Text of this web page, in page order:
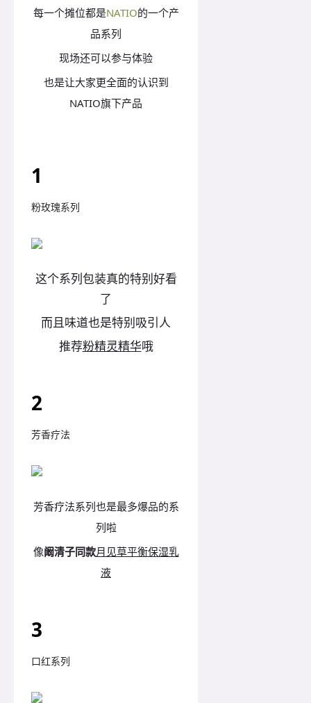
每一个摊位都是NATIO的一个产
品系列
现场还可以参与体验
也是让大家更全面的认识到
NATIO旗下产品
1
粉玫瑰系列
这个系列包装真的特别好看
了
而且味道也是特别吸引人
推荐粉精灵精华哦
2
芳香疗法
芳香疗法系列也是最多爆品的系
列啦
像阚清子同款月见草平衡保湿乳
液
3
口红系列